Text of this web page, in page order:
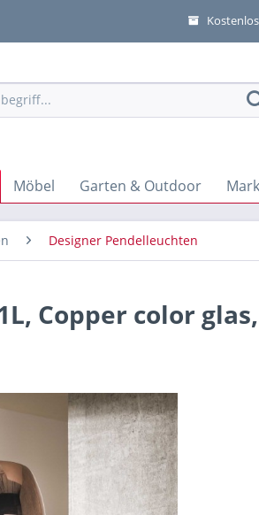
Möbel Garten & Outdoor
Designer Pendelleuchten
Copper color